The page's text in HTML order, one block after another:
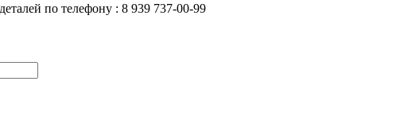
по телефону : 8 939 737-00-99